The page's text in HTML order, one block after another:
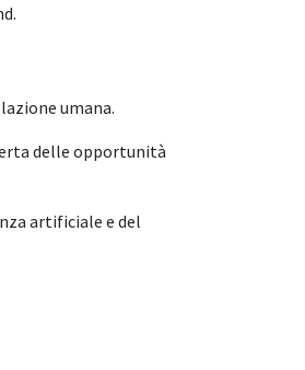
umana.
delle opportunità
artificiale e del